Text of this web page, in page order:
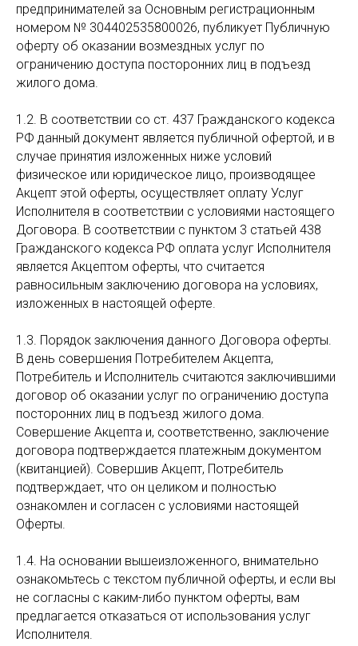
предпринимателей за Основным регистрационным
номером № 304402535800026, публикует Публичную
оферту об оказании возмездных услуг по
ограничению доступа посторонних лиц в подъезд
жилого дома.
1.2. В соответствии со ст. 437 Гражданского кодекса
РФ данный документ является публичной офертой, и в
случае принятия изложенных ниже условий
физическое или юридическое лицо, производящее
Акцепт этой оферты, осуществляет оплату Услуг
Исполнителя в соответствии с условиями настоящего
Договора. В соответствии с пунктом 3 статьей 438
Гражданского кодекса РФ оплата услуг Исполнителя
является Акцептом оферты, что считается
равносильным заключению договора на условиях,
изложенных в настоящей оферте.
1.3. Порядок заключения данного Договора оферты.
В день совершения Потребителем Акцепта,
Потребитель и Исполнитель считаются заключившими
договор об оказании услуг по ограничению доступа
посторонних лиц в подъезд жилого дома.
Совершение Акцепта и, соответственно, заключение
договора подтверждается платежным документом
(квитанцией). Совершив Акцепт, Потребитель
подтверждает, что он целиком и полностью
ознакомлен и согласен с условиями настоящей
Оферты.
1.4. На основании вышеизложенного, внимательно
ознакомьтесь с текстом публичной оферты, и если вы
не согласны с каким-либо пунктом оферты, вам
предлагается отказаться от использования услуг
Исполнителя.